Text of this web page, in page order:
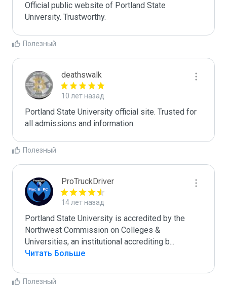
Official public website of Portland State
University. Trustworthy.
Полезный
deathswalk
10 лет назад
Portland State University official site. Trusted for
all admissions and information.
Полезный
ProTruckDriver
14 лет назад
Portland State University is accredited by the
Northwest Commission on Colleges &
Universities, an institutional accrediting b...
Читать Больше
Полезный